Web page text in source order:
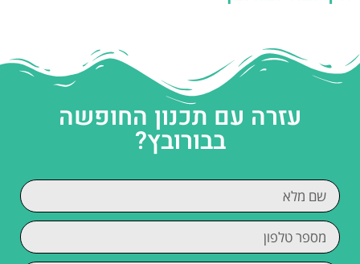
עזרה עם תכנון החופשה
בבורובץ?